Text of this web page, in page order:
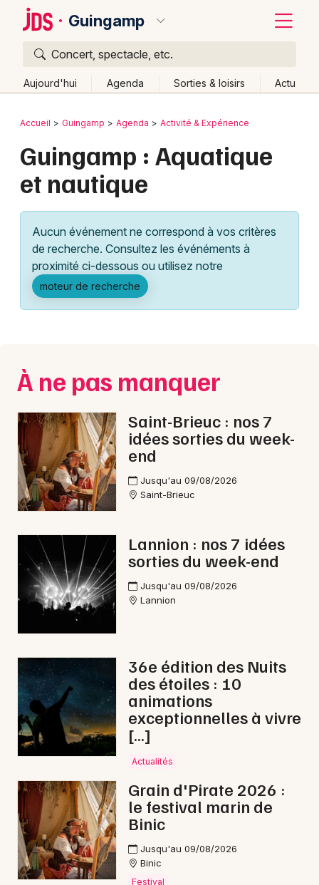
Guingamp
Concert, spectacle, etc.
Aujourd'hui Agenda Sorties & loisirs Actu
Publier un événement
Grands événements
Activité & Expérience
Manifestations
Foires & salons
Concerts
Sports
Soirées
Sorties famille
Sorties & loisirs
Aquatique nautique dans les Côtes d'Armor
Aquatique nautique en Bretagne
Newsletter des sorties
Artistes en tournée
Magazine à Guingamp
Bordeaux
Colmar
Lille
Lyon
Marseille
Mulhouse
Nice
Paris
Strasbourg
Toulouse
Toutes les villes
Retour
Accueil Guingamp Agenda Activité & Expérience
Guingamp : Aquatique
et nautique
Aucun événement ne correspond à vos critères
de recherche. Consultez les événéments à
proximité ci-dessous ou utilisez notre
moteur de recherche
À ne pas manquer
Saint-Brieuc : nos 7
idées sorties du week-
end
Jusqu'au 09/08/2026
Saint-Brieuc
Lannion : nos 7 idées
sorties du week-end
Jusqu'au 09/08/2026
Lannion
36e édition des Nuits
des étoiles : 10
animations
exceptionnelles à vivre
[…]
Actualités
Grain d'Pirate 2026 :
le festival marin de
Binic
Jusqu'au 09/08/2026
Binic
Festival
Quoi ?
Où ?
Partout
Près de moi Changer de lieu
Quand ?
Aujourd'hui
Demain Ce week-end Autre